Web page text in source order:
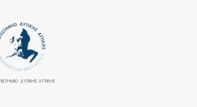
ΔΥΤΙΚΉΣ ΑΤΤΙΚΉΣ